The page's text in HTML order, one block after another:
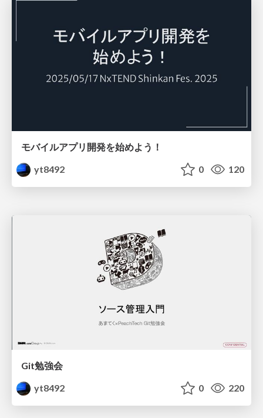
モバイルアプリ開発を始めよう！
yt8492
0 120
Git勉強会
yt8492
0 220